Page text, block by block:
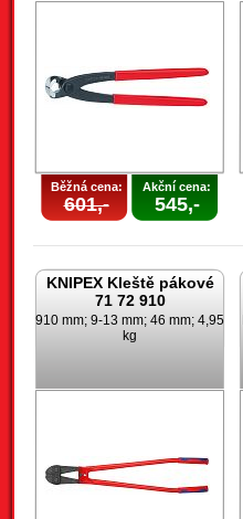
Běžná cena:
601,-
Akční cena:
545,-
KNIPEX Kleště pákové
71 72 910
910 mm; 9-13 mm; 46 mm; 4,95
kg